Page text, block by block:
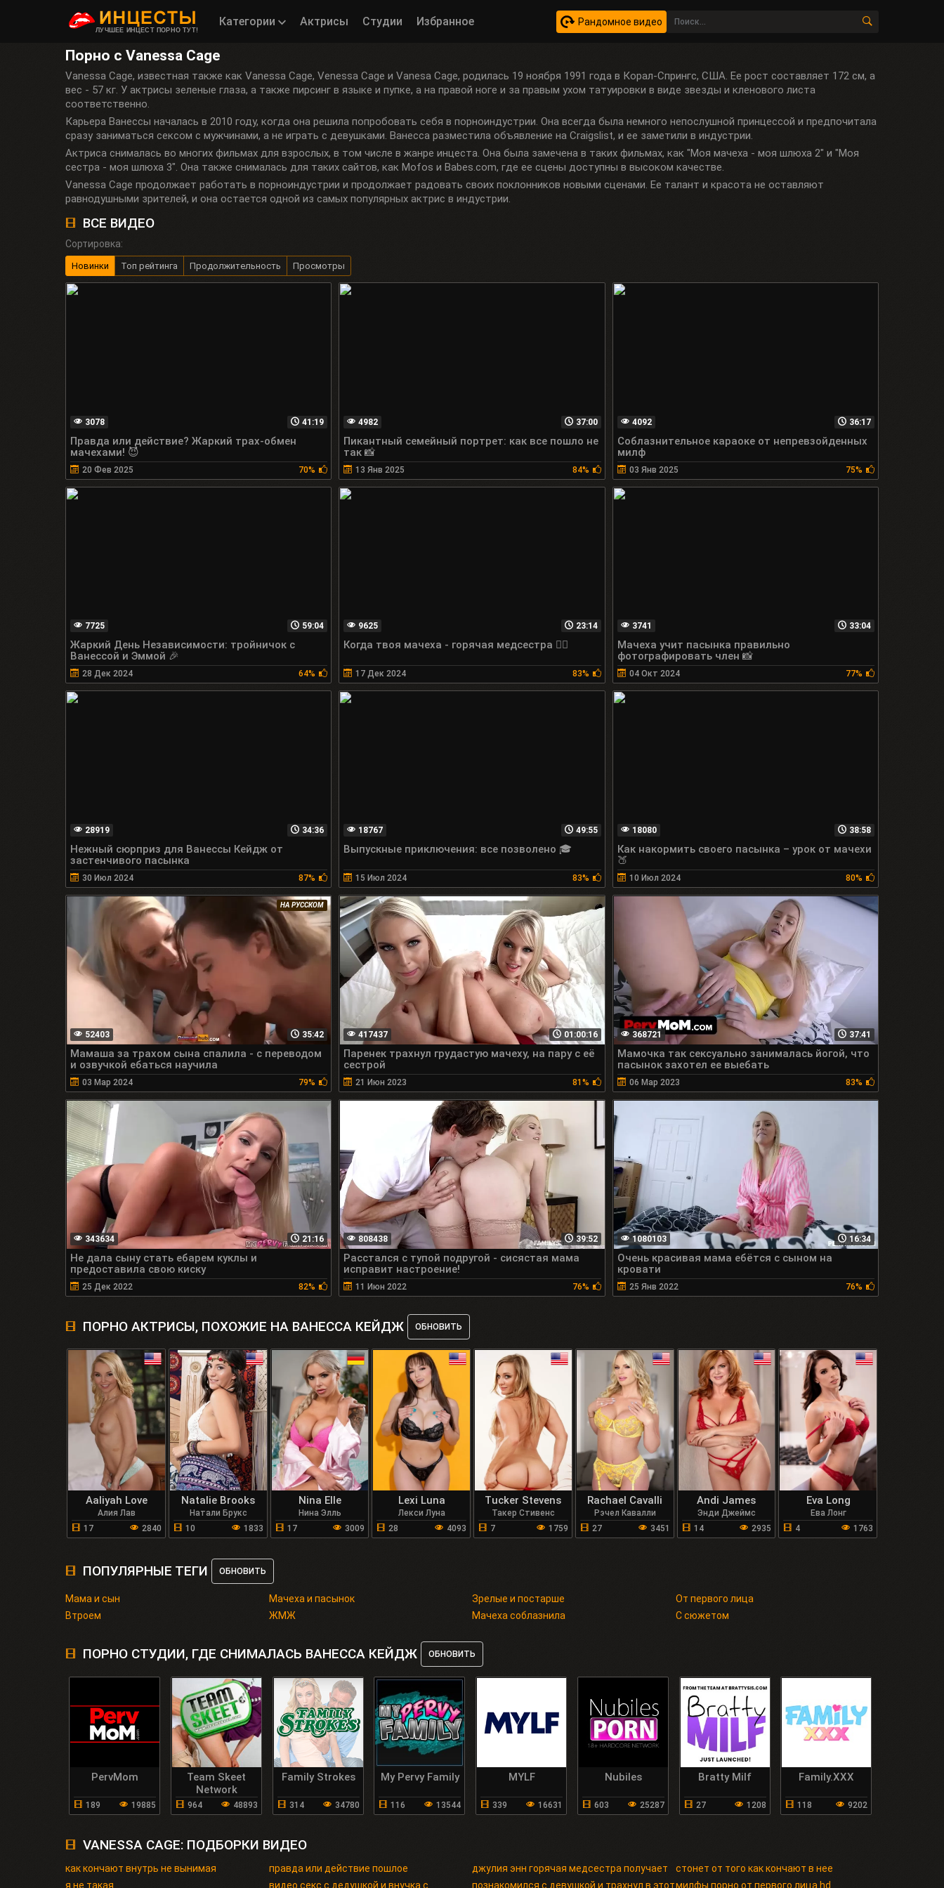
ЛУЧШЕЕ ИНЦЕСТ ПОРНО ТУТ!
Категории Актрисы Студии Избранное Рандомное видео
Порно с Vanessa Cage
Vanessa Cage, известная также как Vanessa Cage, Venessa Cage и Vanesa Cage, родилась 19 ноября 1991 года в Корал-Спрингс, США. Ее рост составляет 172 см, а
вес - 57 кг. У актрисы зеленые глаза, а также пирсинг в языке и пупке, а на правой ноге и за правым ухом татуировки в виде звезды и кленового листа
соответственно.
Карьера Ванессы началась в 2010 году, когда она решила попробовать себя в порноиндустрии. Она всегда была немного непослушной принцессой и предпочитала
сразу заниматься сексом с мужчинами, а не играть с девушками. Ванесса разместила объявление на Craigslist, и ее заметили в индустрии.
Актриса снималась во многих фильмах для взрослых, в том числе в жанре инцеста. Она была замечена в таких фильмах, как "Моя мачеха - моя шлюха 2" и "Моя
сестра - моя шлюха 3". Она также снималась для таких сайтов, как Mofos и Babes.com, где ее сцены доступны в высоком качестве.
Vanessa Cage продолжает работать в порноиндустрии и продолжает радовать своих поклонников новыми сценами. Ее талант и красота не оставляют
равнодушными зрителей, и она остается одной из самых популярных актрис в индустрии.
ВСЕ ВИДЕО
Сортировка:
Новинки Топ рейтинга Продолжительность Просмотры
41:19
3078
Правда или действие? Жаркий трах-обмен
мачехами! 😈
20 Фев 2025 70%
37:00
4982
Пикантный семейный портрет: как все пошло не
так 📸
13 Янв 2025 84%
36:17
4092
Соблазнительное караоке от непревзойденных
милф
03 Янв 2025 75%
59:04
7725
Жаркий День Независимости: тройничок с
Ванессой и Эммой 🎉
28 Дек 2024 64%
23:14
9625
Когда твоя мачеха - горячая медсестра 👩‍⚕️
17 Дек 2024 83%
33:04
3741
Мачеха учит пасынка правильно
фотографировать член 📸
04 Окт 2024 77%
34:36
28919
Нежный сюрприз для Ванессы Кейдж от
застенчивого пасынка
30 Июл 2024 87%
49:55
18767
Выпускные приключения: все позволено 🎓
15 Июл 2024 83%
38:58
18080
Как накормить своего пасынка – урок от мачехи
🍑
10 Июл 2024 80%
НА РУССКОМ
35:42
52403
Мамаша за трахом сына спалила - с переводом
и озвучкой ебаться научила
03 Мар 2024 79%
01:00:16
417437
Паренек трахнул грудастую мачеху, на пару с её
сестрой
21 Июн 2023 81%
37:41
368721
Мамочка так сексуально занималась йогой, что
пасынок захотел ее выебать
06 Мар 2023 83%
21:16
343634
Не дала сыну стать ебарем куклы и
предоставила свою киску
25 Дек 2022 82%
39:52
808438
Расстался с тупой подругой - сисястая мама
исправит настроение!
11 Июн 2022 76%
16:34
1080103
Очень красивая мама ебётся с сыном на
кровати
25 Янв 2022 76%
ПОРНО АКТРИСЫ, ПОХОЖИЕ НА ВАНЕССА КЕЙДЖ ОБНОВИТЬ
Aaliyah Love
Алия Лав
17
2840
Natalie Brooks
Натали Брукс
10
1833
Nina Elle
Нина Элль
17
3009
Lexi Luna
Лекси Луна
28
4093
Tucker Stevens
Такер Стивенс
7
1759
Rachael Cavalli
Рэчел Кавалли
27
3451
Andi James
Энди Джеймс
14
2935
Eva Long
Ева Лонг
4
1763
ПОПУЛЯРНЫЕ ТЕГИ ОБНОВИТЬ
Мама и сын Мачеха и пасынок Зрелые и постарше
От первого лица
Втроем
ЖМЖ Мачеха соблазнила С сюжетом
ПОРНО СТУДИИ, ГДЕ СНИМАЛАСЬ ВАНЕССА КЕЙДЖ ОБНОВИТЬ
PervMom
189 19885
Team Skeet
Network
964 48893
Family Strokes
314 34780
My Pervy Family
116 13544
MYLF
339 16631
Nubiles
603 25287
Bratty Milf
27 1208
Family.XXX
118 9202
VANESSA CAGE: ПОДБОРКИ ВИДЕО
как кончают внутрь не вынимая правда или действие пошлое джулия энн горячая медсестра получает
стонет от того как кончают в нее
я не такая
видео секс с дедушкой и внучка с познакомился с девушкой и трахнул в этотмилфы порно от первого лица hd